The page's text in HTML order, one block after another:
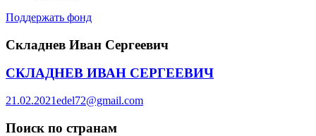
Поддержать фонд
Складнев Иван Сергеевич
СКЛАДНЕВ ИВАН СЕРГЕЕВИЧ
21.02.2021edel72@gmail.com
Поиск по странам